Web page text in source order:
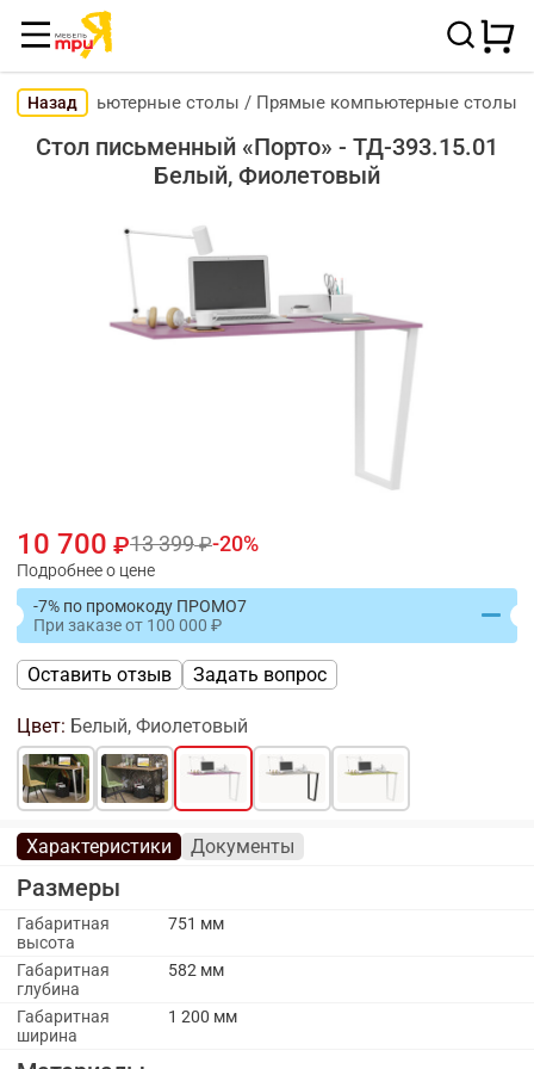
Назад
Компьютерные столы / Прямые компьютерные столы
Стол письменный «Порто» - ТД-393.15.01
Белый, Фиолетовый
10 700 13 399 20
Подробнее о цене
-7% по промокоду ПРОМО7
При заказеот 100 000
Оставить отзыв Задать вопрос
Цвет: Белый, Фиолетовый
Характеристики Документы
Размеры
Габаритная
высота
751 мм
Габаритная
глубина
582 мм
Габаритная
ширина
1 200 мм